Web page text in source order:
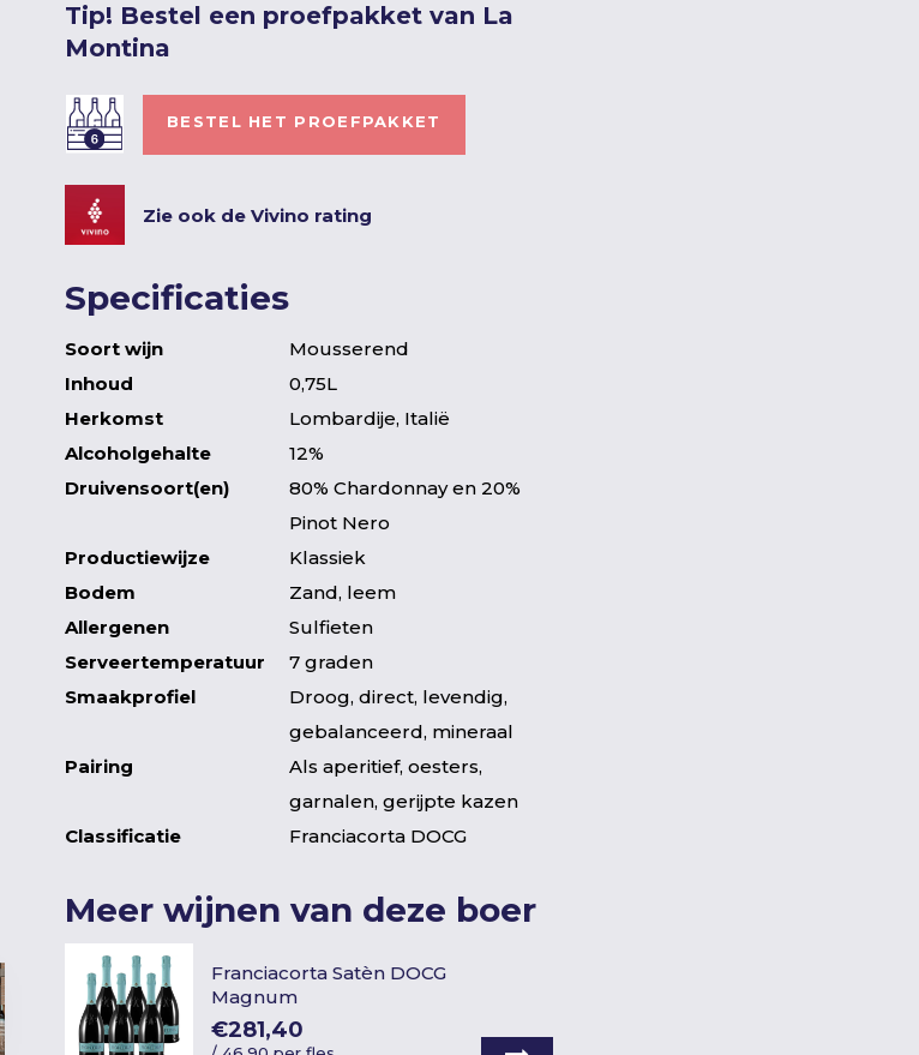
Tip! Bestel een proefpakket van La
Montina
BESTEL HET PROEFPAKKET
Zie ook de Vivino rating
Specificaties
Soort wijn
Mousserend
Inhoud
0,75L
Herkomst
Lombardije, Italië
Alcoholgehalte
12%
Druivensoort(en)
80% Chardonnay en 20%
Pinot Nero
Productiewijze
Klassiek
Bodem
Zand, leem
Allergenen
Sulfieten
Serveertemperatuur
7 graden
Smaakprofiel
Droog, direct, levendig,
gebalanceerd, mineraal
Pairing
Als aperitief, oesters,
garnalen, gerijpte kazen
Classificatie
Franciacorta DOCG
Meer wijnen van deze boer
Franciacorta Satèn DOCG
Magnum
€281,40